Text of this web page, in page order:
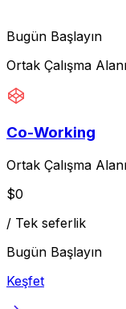
Bugün Başlayın
Ortak Çalışma Alanı
Co-Working
Ortak Çalışma Alanı
$0
/ Tek seferlik
Bugün Başlayın
Keşfet